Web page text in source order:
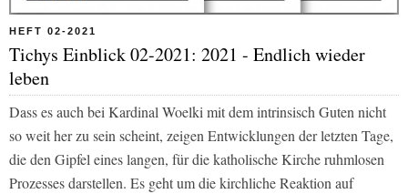
HEFT 02-2021
Tichys Einblick 02-2021: 2021 - Endlich wieder
leben
Dass es auch bei Kardinal Woelki mit dem intrinsisch Guten nicht
so weit her zu sein scheint, zeigen Entwicklungen der letzten Tage,
die den Gipfel eines langen, für die katholische Kirche ruhmlosen
Prozesses darstellen. Es geht um die kirchliche Reaktion auf